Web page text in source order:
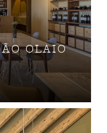
OLAIO